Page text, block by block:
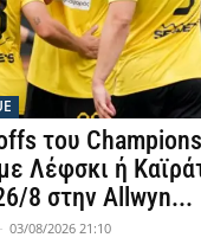
του
Λέφσκι ή
8 στην Allwyn...
- 03/08/2026 21:10